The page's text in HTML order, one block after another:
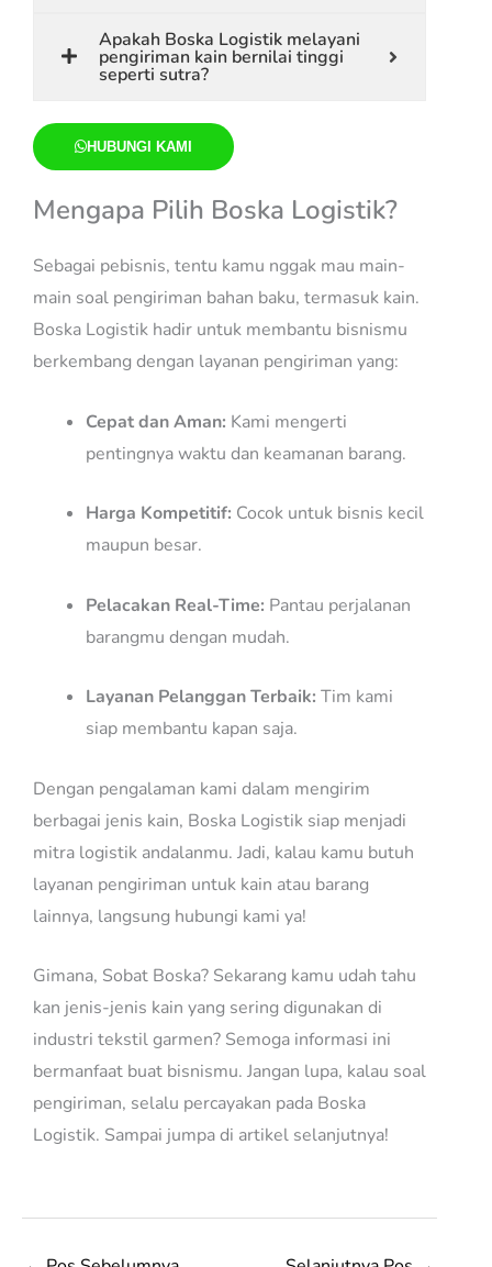
Apakah Boska Logistik melayani
pengiriman kain bernilai tinggi
seperti sutra?
HUBUNGI KAMI
Mengapa Pilih Boska Logistik?
Sebagai pebisnis, tentu kamu nggak mau main-
main soal pengiriman bahan baku, termasuk kain.
Boska Logistik hadir untuk membantu bisnismu
berkembang dengan layanan pengiriman yang:
Cepat dan Aman: Kami mengerti
pentingnya waktu dan keamanan barang.
Harga Kompetitif: Cocok untuk bisnis kecil
maupun besar.
Pelacakan Real-Time: Pantau perjalanan
barangmu dengan mudah.
Layanan Pelanggan Terbaik: Tim kami
siap membantu kapan saja.
Dengan pengalaman kami dalam mengirim
berbagai jenis kain, Boska Logistik siap menjadi
mitra logistik andalanmu. Jadi, kalau kamu butuh
layanan pengiriman untuk kain atau barang
lainnya, langsung hubungi kami ya!
Gimana, Sobat Boska? Sekarang kamu udah tahu
kan jenis-jenis kain yang sering digunakan di
industri tekstil garmen? Semoga informasi ini
bermanfaat buat bisnismu. Jangan lupa, kalau soal
pengiriman, selalu percayakan pada Boska
Logistik. Sampai jumpa di artikel selanjutnya!